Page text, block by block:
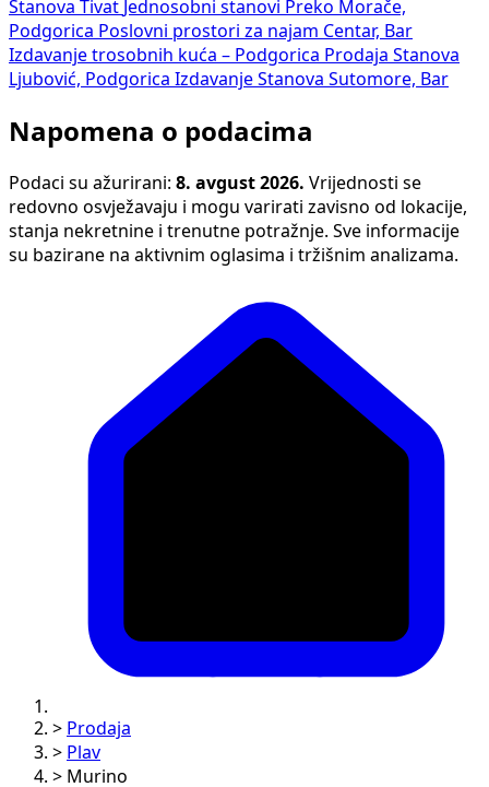
Stanova Tivat Jednosobni stanovi Preko Morače,
Podgorica Poslovni prostori za najam Centar, Bar
Izdavanje trosobnih kuća – Podgorica Prodaja Stanova
Ljubović, Podgorica Izdavanje Stanova Sutomore, Bar
Napomena o podacima
Podaci su ažurirani: 8. avgust 2026. Vrijednosti se
redovno osvježavaju i mogu varirati zavisno od lokacije,
stanja nekretnine i trenutne potražnje. Sve informacije
su bazirane na aktivnim oglasima i tržišnim analizama.
> Prodaja
> Plav
> Murino